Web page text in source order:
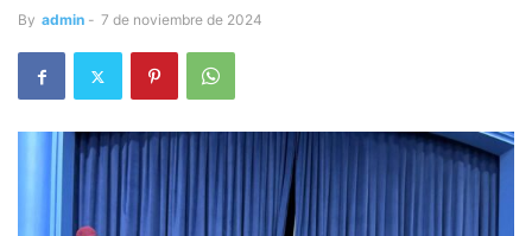
By admin - 7 de noviembre de 2024